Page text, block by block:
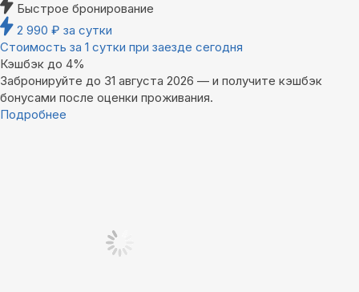
Быстрое бронирование
2 990 ₽ за сутки
Стоимость за 1 сутки при заезде сегодня
Кэшбэк до 4%
Забронируйте до 31 августа 2026 — и получите кэшбэк
бонусами после оценки проживания.
Подробнее